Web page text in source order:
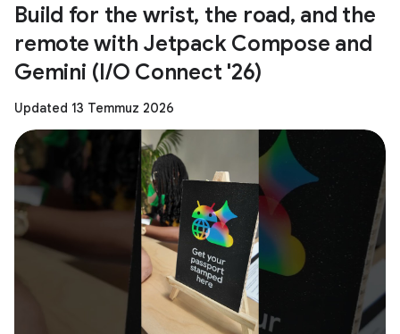
Build for the wrist, the road, and the
remote with Jetpack Compose and
Gemini (I/O Connect '26)
Updated 13 Temmuz 2026